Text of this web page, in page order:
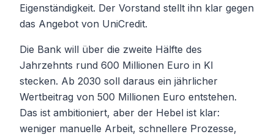
Eigenständigkeit. Der Vorstand stellt ihn klar gegen
das Angebot von UniCredit.
Die Bank will über die zweite Hälfte des
Jahrzehnts rund 600 Millionen Euro in KI
stecken. Ab 2030 soll daraus ein jährlicher
Wertbeitrag von 500 Millionen Euro entstehen.
Das ist ambitioniert, aber der Hebel ist klar:
weniger manuelle Arbeit, schnellere Prozesse,